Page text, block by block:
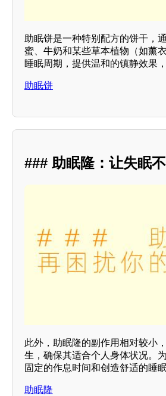
助眠饼是一种特别配方的饼干，
蜜、牛奶和某些草本植物（如薰
睡眠周期，提供温和的镇静效果
助眠饼
### 助眠隆：让失眠
此外，助眠隆的副作用相对较小
生，确保其适合个人身体状况。
固定的作息时间和创造舒适的睡
助眠隆